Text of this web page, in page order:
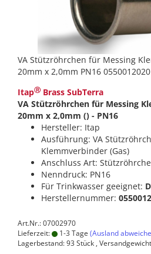
VA Stützröhrchen für Messing
20mm x 2,0mm PN16 0550012020
ItapⓇ Brass SubTerra
VA Stützröhrchen für Messing
20mm x 2,0mm () - PN16
Hersteller: Itap
Ausführung: VA
Klemmverbinder (Gas)
Anschluss Art:
Nenndruck: PN16
Für Trinkwasser geeignet:
Herstellernummer:
Art.Nr.: 07002970
Lieferzeit:
1-3 Tage (Ausland
Lagerbestand: 93 Stück ,